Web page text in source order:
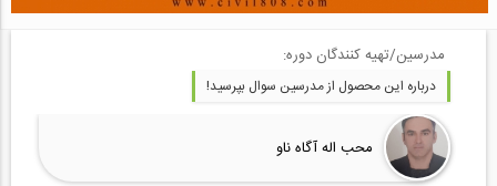
مدرسین/تهیه کنندگان دوره:
درباره این محصول از مدرسین سوال بپرسید!
محب اله آگاه ناو